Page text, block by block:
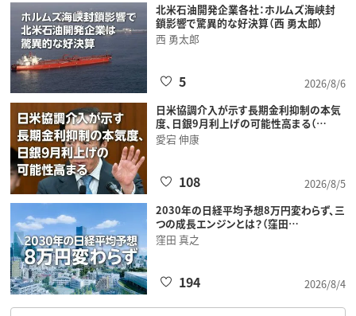
北米石油開発企業各社：ホルムズ海峡封
鎖影響で驚異的な好決算（西 勇太郎）
西 勇太郎
2026/8/6
5
日米協調介入が示す長期金利抑制の本気
度、日銀9月利上げの可能性高まる（…
愛宕 伸康
2026/8/5
108
2030年の日経平均予想8万円変わらず、三
つの成長エンジンとは？（窪田…
窪田 真之
2026/8/4
194